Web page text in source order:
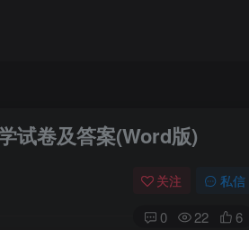
试卷及答案(Word版)
关注 私信
0 22 6